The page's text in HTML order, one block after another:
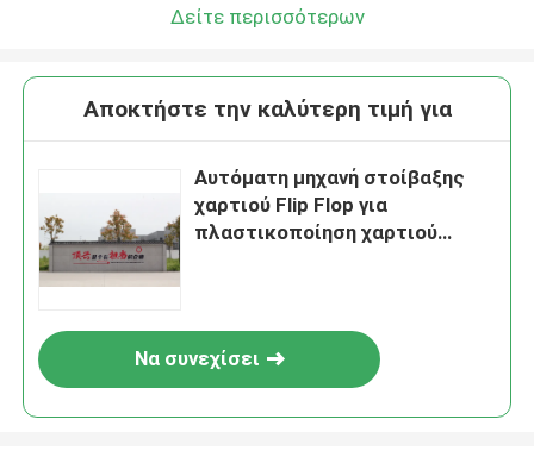
Δείτε περισσότερων
Αποκτήστε την καλύτερη τιμή για
Αυτόματη μηχανή στοίβαξης
χαρτιού Flip Flop για
πλαστικοποίηση χαρτιού
Να συνεχίσει